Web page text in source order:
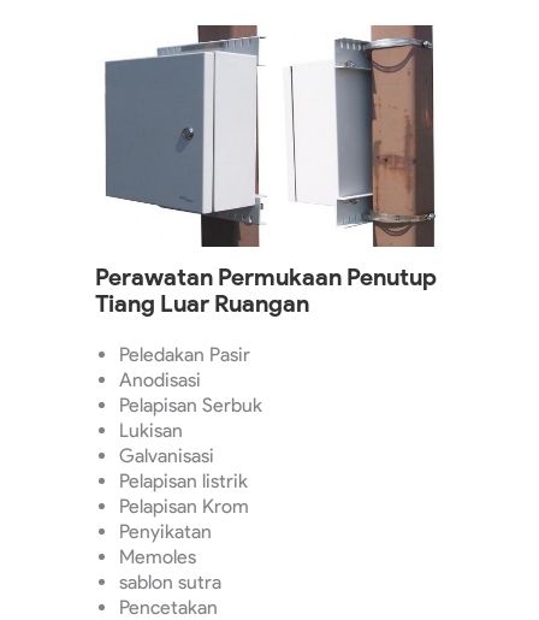
Perawatan Permukaan Penutup
Tiang Luar Ruangan
Peledakan Pasir
Anodisasi
Pelapisan Serbuk
Lukisan
Galvanisasi
Pelapisan listrik
Pelapisan Krom
Penyikatan
Memoles
sablon sutra
Pencetakan